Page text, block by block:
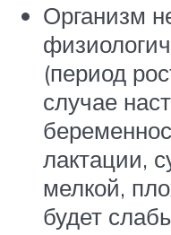
Организм
(период
случае
лактации,
мелкой,
будет